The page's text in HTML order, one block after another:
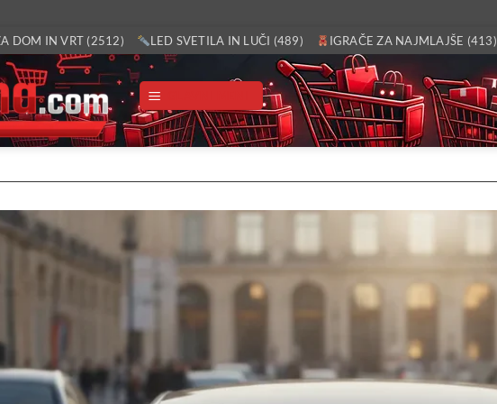
DOM IN VRT (2512) LED SVETILA IN LUČI (489) IGRAČE ZA NAJMLAJŠE (413)